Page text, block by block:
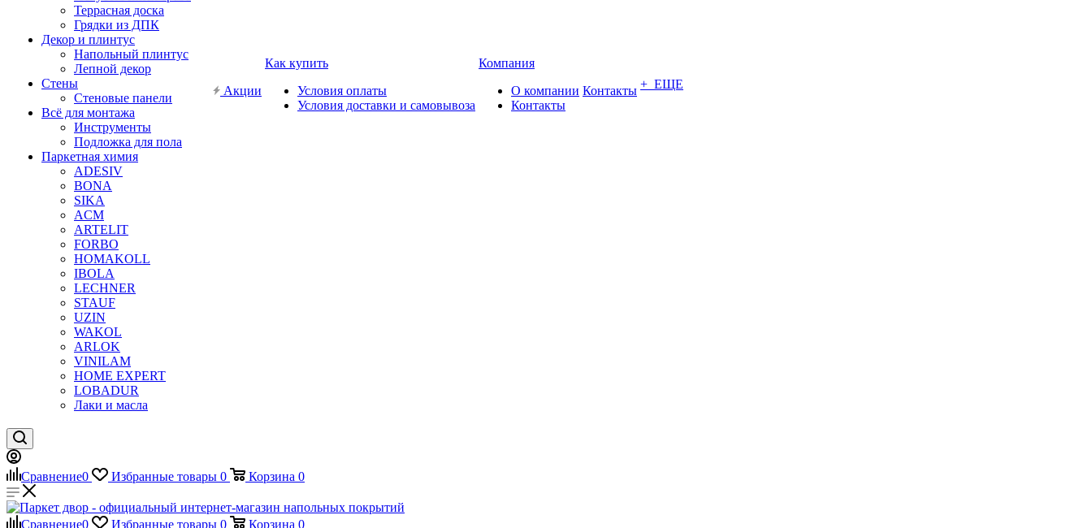
Террасная доска
Грядки из ДПК
Декор и плинтус
Напольный плинтус
Лепной декор
Стены
Стеновые панели
Всё для монтажа
Инструменты
Подложка для пола
Паркетная химия
ADESIV
BONA
SIKA
ACM
ARTELIT
FORBO
HOMAKOLL
IBOLA
LECHNER
STAUF
UZIN
WAKOL
ARLOK
VINILAM
HOME EXPERT
LOBADUR
Лаки и масла
Акции
Как купить
Условия оплаты
Условия доставки и самовывоза
Компания
О компании
Контакты
Контакты + ЕЩЕ
Сравнение0 Избранные товары 0 Корзина 0
Сравнение0 Избранные товары 0 Корзина 0